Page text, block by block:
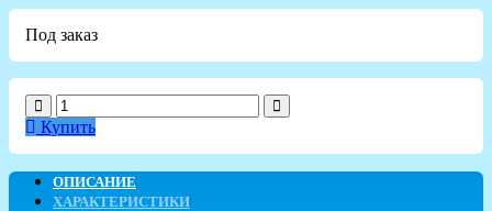
Под заказ
Купить
ОПИСАНИЕ
ХАРАКТЕРИСТИКИ